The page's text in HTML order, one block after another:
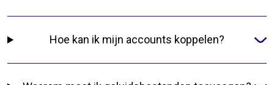
Hoe kan ik mijn accounts koppelen?